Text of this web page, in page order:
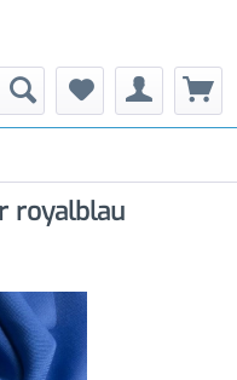
royalblau